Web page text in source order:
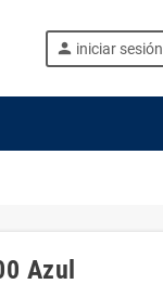
person iniciar sesión
Azul